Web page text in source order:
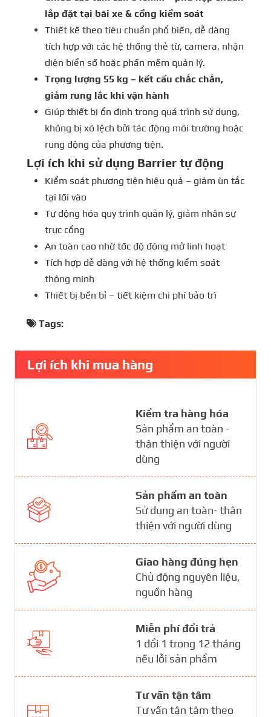
lắp đặt tại bãi xe & cổng kiểm soát
Thiết kế theo tiêu chuẩn phổ biến, dễ dàng
tích hợp với các hệ thống thẻ từ, camera, nhận
diện biển số hoặc phần mềm quản lý.
Trọng lượng 55 kg – kết cấu chắc chắn,
giảm rung lắc khi vận hành
Giúp thiết bị ổn định trong quá trình sử dụng,
không bị xô lệch bởi tác động môi trường hoặc
rung động của phương tiện.
Lợi ích khi sử dụng Barrier tự động
Kiểm soát phương tiện hiệu quả – giảm ùn tắc
tại lối vào
Tự động hóa quy trình quản lý, giảm nhân sự
trực cổng
An toàn cao nhờ tốc độ đóng mở linh hoạt
Tích hợp dễ dàng với hệ thống kiểm soát
thông minh
Thiết bị bền bỉ – tiết kiệm chi phí bảo trì
Tags:
Lợi ích khi mua hàng
Kiểm tra hàng hóa
Sản phẩm an toàn -
thân thiện với người
dùng
Sản phẩm an toàn
Sử dụng an toàn- thân
thiện với người dùng
Giao hàng đúng hẹn
Chủ động nguyên liệu,
nguồn hàng
Miễn phí đổi trả
1 đổi 1 trong 12 tháng
nếu lỗi sản phẩm
Tư vấn tận tâm
Tư vấn tận tâm theo